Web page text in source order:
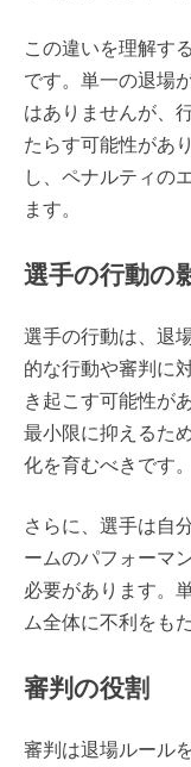
この違いを理解す
です。単一の退場
はありませんが、
たらす可能性があ
し、ペナルティの
ます。
選手の行動の
選手の行動は、退
的な行動や審判に
き起こす可能性が
最小限に抑えるた
化を育むべきです。
さらに、選手は自
ームのパフォーマ
必要があります。
ム全体に不利をも
審判の役割
審判は退場ルール